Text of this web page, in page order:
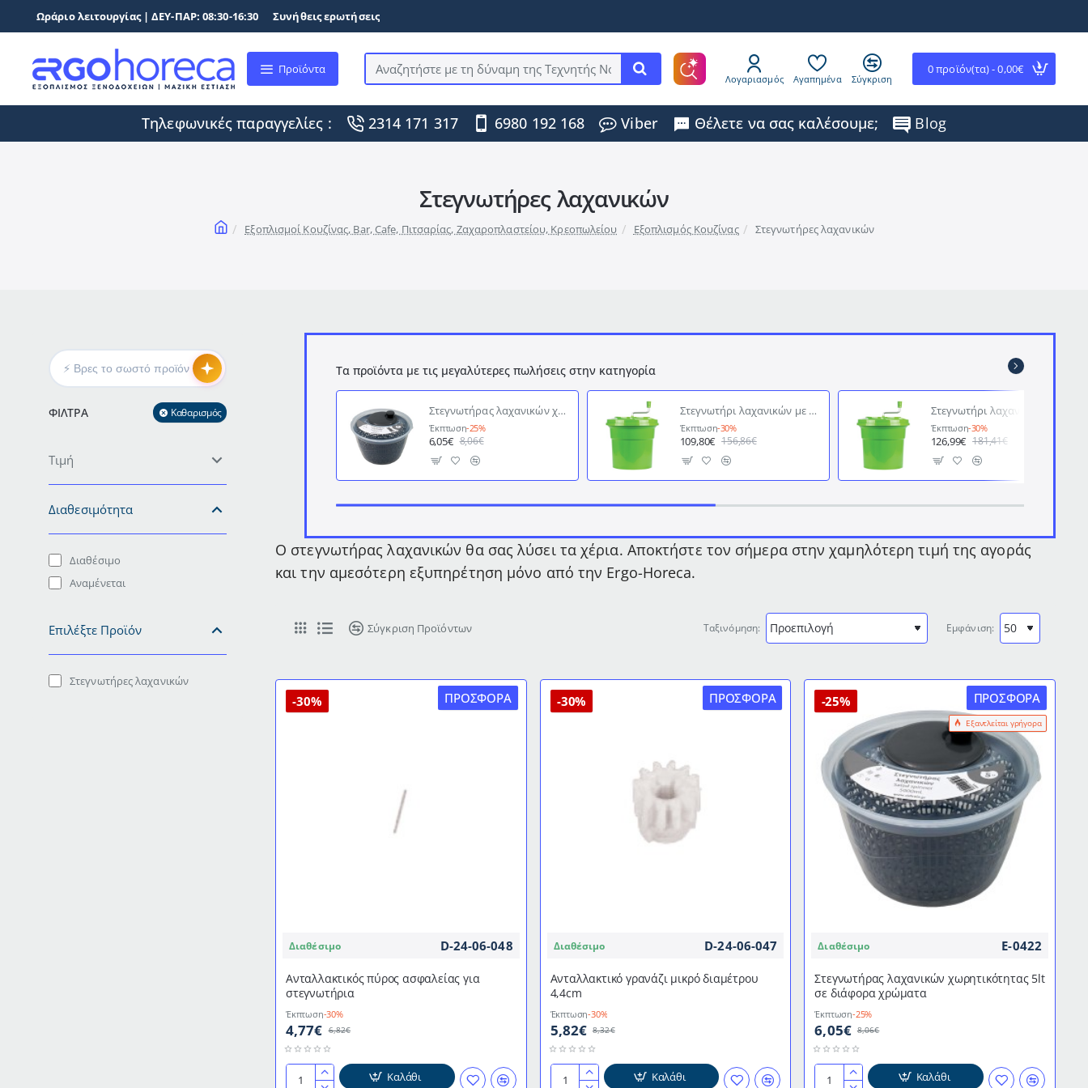
Ωράριο λειτουργίας | ΔΕΥ-ΠΑΡ: 08:30-16:30 Συνήθεις ερωτήσεις
Προϊόντα
Αναζητήστε
τη
δύναμη
της
Λογαριασμός Αγαπημένα Σύγκριση
0 προϊόν(τα) - 0,00€
Τηλεφωνικές παραγγελίες : 2314 171 317 6980 192 168 Viber Θέλετε να σας καλέσουμε; Blog
Στεγνωτήρες λαχανικών
homeΕξοπλισμοί Κουζίνας, Bar, Cafe, Πιτσαρίας, Ζαχαροπλαστείου, Κρεοπωλείου Εξοπλισμός Κουζίνας Στεγνωτήρες λαχανικών
ΦΊΛΤΡΑ Καθαρισμός
Τιμή
Διαθεσιμότητα
Διαθέσιμο
Αναμένεται
Επιλέξτε Προϊόν
Στεγνωτήρες λαχανικών
Τα προϊόντα με τις μεγαλύτερες πωλήσεις στην κατηγορία
Στεγνωτήρας λαχανικών χωρητικότητας 5lt σε διάφορα χρώματα
Έκπτωση-25%
6,05€ 8,06€
Στεγνωτήρι λαχανικών με κάδο χωρητικότητας 12lt
Έκπτωση-30%
109,80€ 156,86€
Έκπτωση-30%
126,99€ 181,41€
Ο στεγνωτήρας λαχανικών θα σας λύσει τα χέρια. Αποκτήστε τον σήμερα στην χαμηλότερη τιμή της αγοράς
και την αμεσότερη εξυπηρέτηση μόνο από την Ergo-Horeca.
Σύγκριση Προϊόντων Ταξινόμηση: Εμφάνιση:
ΠΡΟΣΦΟΡΆ
-30%
Διαθέσιμο D-24-06-048
Ανταλλακτικός πύρος ασφαλείας για
στεγνωτήρια
Έκπτωση-30%
4,77€ 6,82€
Καλάθι
ΠΡΟΣΦΟΡΆ
-30%
Διαθέσιμο D-24-06-047
Ανταλλακτικό γρανάζι μικρό διαμέτρου
4,4cm
Έκπτωση-30%
5,82€ 8,32€
Καλάθι
ΠΡΟΣΦΟΡΆ
Εξαντλείται γρήγορα
-25%
Διαθέσιμο E-0422
Στεγνωτήρας λαχανικών χωρητικότητας 5lt
σε διάφορα χρώματα
Έκπτωση-25%
6,05€ 8,06€
Καλάθι